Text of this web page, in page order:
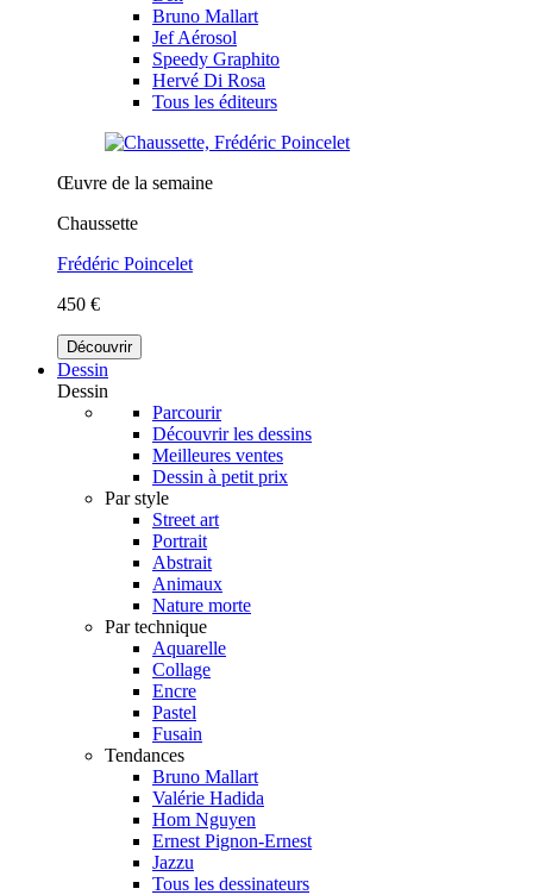
Bruno Mallart
Jef Aérosol
Speedy Graphito
Hervé Di Rosa
Tous les éditeurs
Œuvre de la semaine
Chaussette
Frédéric Poincelet
450 €
Découvrir
Dessin
Dessin
Parcourir
Découvrir les dessins
Meilleures ventes
Dessin à petit prix
Par style
Street art
Portrait
Abstrait
Animaux
Nature morte
Par technique
Aquarelle
Collage
Encre
Pastel
Fusain
Tendances
Bruno Mallart
Valérie Hadida
Hom Nguyen
Ernest Pignon-Ernest
Jazzu
Tous les dessinateurs